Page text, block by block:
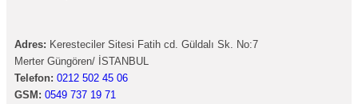
Adres: Keresteciler Sitesi Fatih cd. Güldalı Sk. No:7
Merter Güngören/ İSTANBUL
Telefon: 0212 502 45 06
GSM: 0549 737 19 71